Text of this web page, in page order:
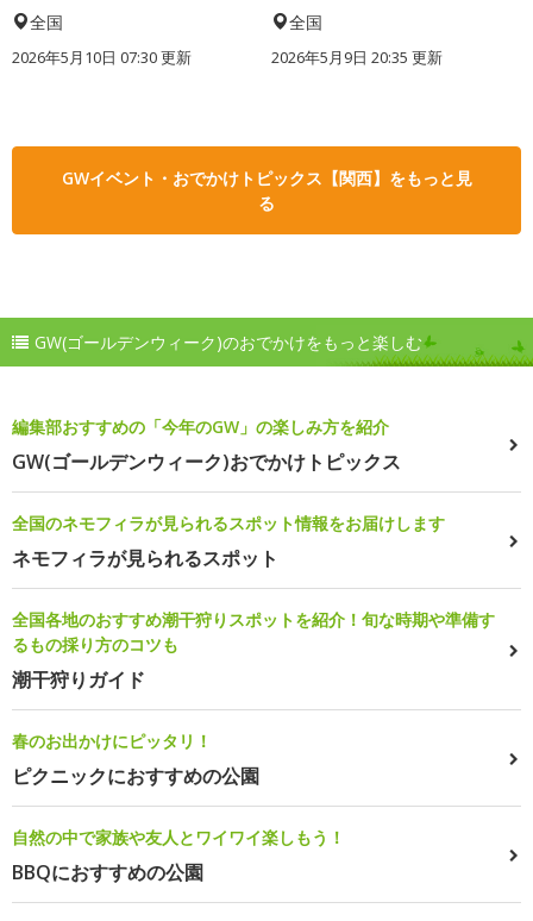
全国
2026年5月10日 07:30 更新
全国
2026年5月9日 20:35 更新
GWイベント・おでかけトピックス【関西】をもっと見
る
GW(ゴールデンウィーク)のおでかけをもっと楽しむ
編集部おすすめの「今年のGW」の楽しみ方を紹介
GW(ゴールデンウィーク)おでかけトピックス
全国のネモフィラが見られるスポット情報をお届けします
ネモフィラが見られるスポット
全国各地のおすすめ潮干狩りスポットを紹介！旬な時期や準備す
るもの採り方のコツも
潮干狩りガイド
春のお出かけにピッタリ！
ピクニックにおすすめの公園
自然の中で家族や友人とワイワイ楽しもう！
BBQにおすすめの公園